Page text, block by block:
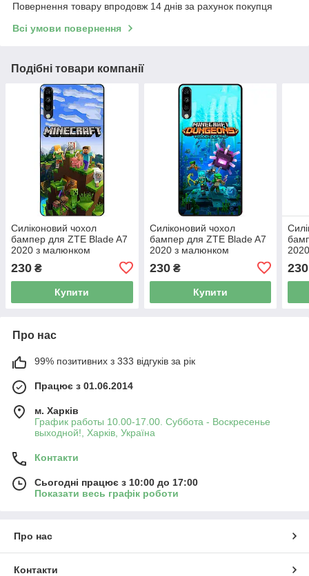
Повернення товару впродовж 14 днів за рахунок покупця
Всі умови повернення
Подібні товари компанії
Силіконовий чохол
бампер для ZTE Blade A7
2020 з малюнком
230 ₴
Купити
Силіконовий чохол
бампер для ZTE Blade A7
2020 з малюнком
230₴
Купити
230
Про нас
99% позитивних з 333 відгуків за рік
Працює з 01.06.2014
м. Харків
График работы 10.00-17.00. Суббота - Воскресенье
выходной!, Харків, Україна
Контакти
Сьогодні працює з 10:00 до 17:00
Показати весь графік роботи
Про нас
Контакти